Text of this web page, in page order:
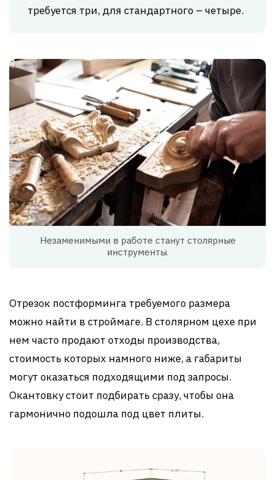
требуется три, для стандартного – четыре.
Незаменимыми в работе станут столярные
инструменты.
Отрезок постформинга требуемого размера
можно найти в строймаге. В столярном цехе при
нем часто продают отходы производства,
стоимость которых намного ниже, а габариты
могут оказаться подходящими под запросы.
Окантовку стоит подбирать сразу, чтобы она
гармонично подошла под цвет плиты.